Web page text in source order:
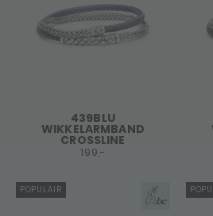
439BLU
WIKKELARMBAND
CROSSLINE
199,-
POPULAIR